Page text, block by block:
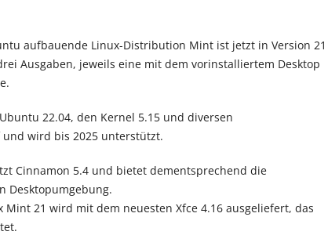
aufbauende Linux-Distribution Mint ist jetzt in Version 21
Ausgaben, jeweils eine mit dem vorinstalliertem Desktop
22.04, den Kernel 5.15 und diversen
wird bis 2025 unterstützt.
Cinnamon 5.4 und bietet dementsprechend die
Desktopumgebung.
Mint 21 wird mit dem neuesten Xfce 4.16 ausgeliefert, das